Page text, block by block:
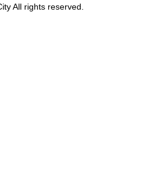
All rights reserved.